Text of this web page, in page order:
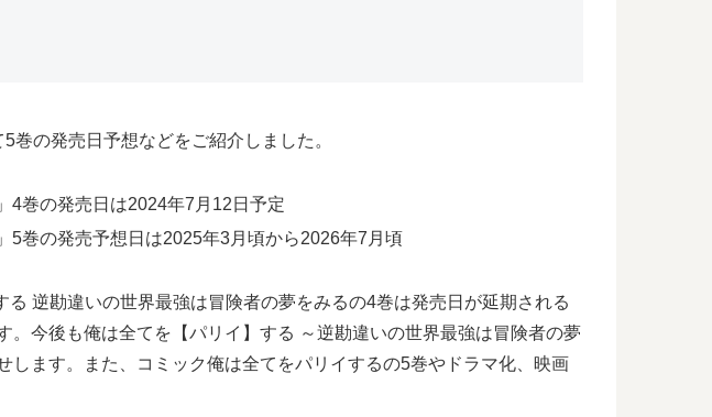
の発売日予想などをご紹介しました。
4巻の発売日は2024年7月12日予定
5巻の発売予想日は2025年3月頃から2026年7月頃
逆勘違いの世界最強は冒険者の夢をみるの4巻は発売日が延期される
今後も俺は全てを【パリイ】する ～逆勘違いの世界最強は冒険者の夢
ます。また、コミック俺は全てをパリイするの5巻やドラマ化、映画